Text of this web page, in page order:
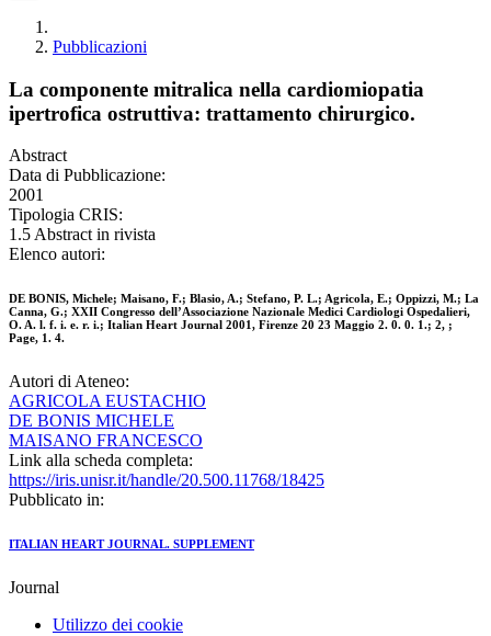
Pubblicazioni
La componente mitralica nella cardiomiopatia
ipertrofica ostruttiva: trattamento chirurgico.
Abstract
Data di Pubblicazione:
2001
Tipologia CRIS:
1.5 Abstract in rivista
Elenco autori:
DE BONIS, Michele; Maisano, F.; Blasio, A.; Stefano, P. L.; Agricola, E.; Oppizzi, M.; La
Canna, G.; XXII Congresso dell’Associazione Nazionale Medici Cardiologi Ospedalieri,
O. A. l. f. i. e. r. i.; Italian Heart Journal 2001, Firenze 20 23 Maggio 2. 0. 0. 1.; 2, ;
Page, 1. 4.
Autori di Ateneo:
AGRICOLA EUSTACHIO
DE BONIS MICHELE
MAISANO FRANCESCO
Link alla scheda completa:
https://iris.unisr.it/handle/20.500.11768/18425
Pubblicato in:
ITALIAN HEART JOURNAL. SUPPLEMENT
Journal
Utilizzo dei cookie